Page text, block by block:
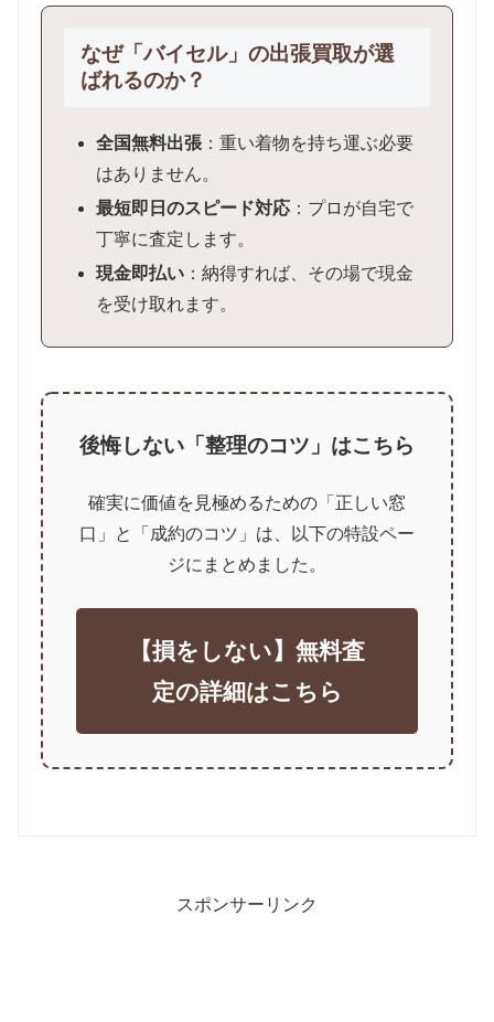
なぜ「バイセル」の出張買取が選
ばれるのか？
全国無料出張 ：重い着物を持ち運ぶ必要
はありません。
最短即日のスピード対応 ：プロが自宅で
丁寧に査定します。
現金即払い ：納得すれば、その場で現金
を受け取れます。
後悔しない「整理のコツ」はこちら
確実に価値を見極めるための「正しい窓
口」と「成約のコツ」は、以下の特設ペー
ジにまとめました。
【損をしない】無料査
定の詳細はこちら
スポンサーリンク